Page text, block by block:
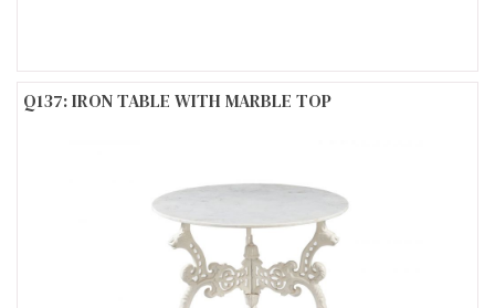
Q137: IRON TABLE WITH MARBLE TOP